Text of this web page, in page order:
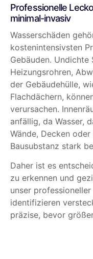
Professionelle
minimal-invasiv
Wasserschäden
kostenintensivsten
Gebäuden. Undichte
Heizungsrohren,
der Gebäudehülle,
Flachdächern,
verursachen.
anfällig, da Wasser,
Wände, Decken
Bausubstanz stark
Daher ist es
zu erkennen und
unser
identifizieren
präzise, bevor